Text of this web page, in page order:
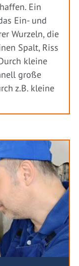
Ein
Ein- und
Wurzeln, die
Spalt, Riss
kleine
große
z.B. kleine